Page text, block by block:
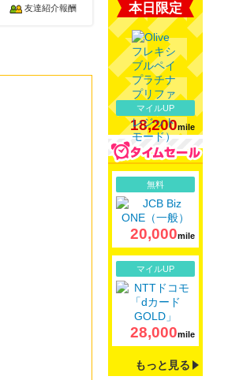
友達紹介報酬 本日限定
マイルUP
18,200mile
無料
20,000mile
マイルUP
28,000mile
もっと見る